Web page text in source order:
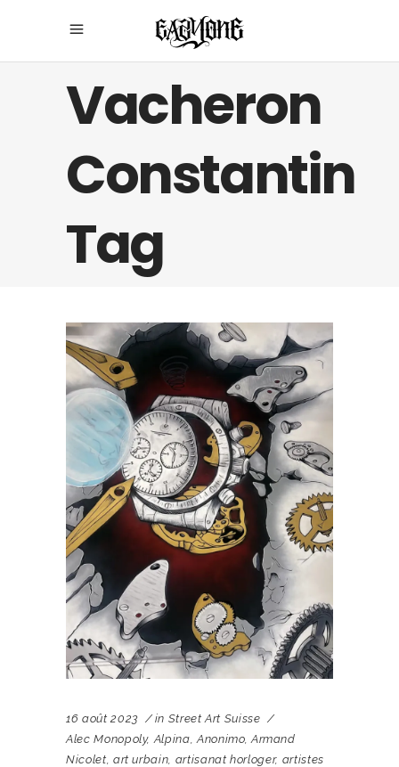
Vacheron
Constantin
Tag
16 août 2023 in Street Art Suisse
Alec Monopoly,Alpina,Anonimo,Armand
Nicolet, art urbain, artisanat horloger, artistes